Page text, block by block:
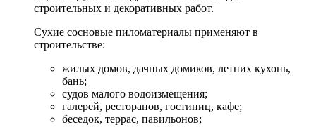
строительных и декоративных работ.
Сухие сосновые пиломатериалы применяют в
строительстве:
жилых домов, дачных домиков, летних кухонь,
бань;
судов малого водоизмещения;
галерей, ресторанов, гостиниц, кафе;
беседок, террас, павильонов;